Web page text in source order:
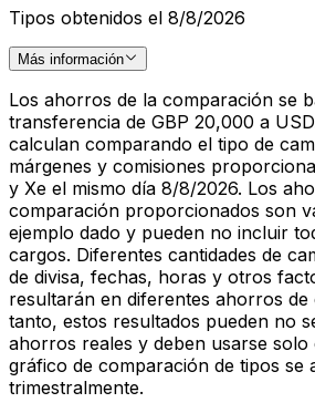
Tipos obtenidos el 8/8/2026
Más información
Los ahorros de la comparación se
transferencia de GBP 20,000 a
calculan comparando el tipo de
márgenes y comisiones
y Xe el mismo día 8/8/2026. Los
comparación proporcionados son
ejemplo dado y pueden no incluir
cargos. Diferentes cantidades de
de divisa, fechas, horas y otros
resultarán en diferentes ahorros
tanto, estos resultados pueden no
ahorros reales y deben usarse solo
gráfico de comparación de tipos se
trimestralmente.